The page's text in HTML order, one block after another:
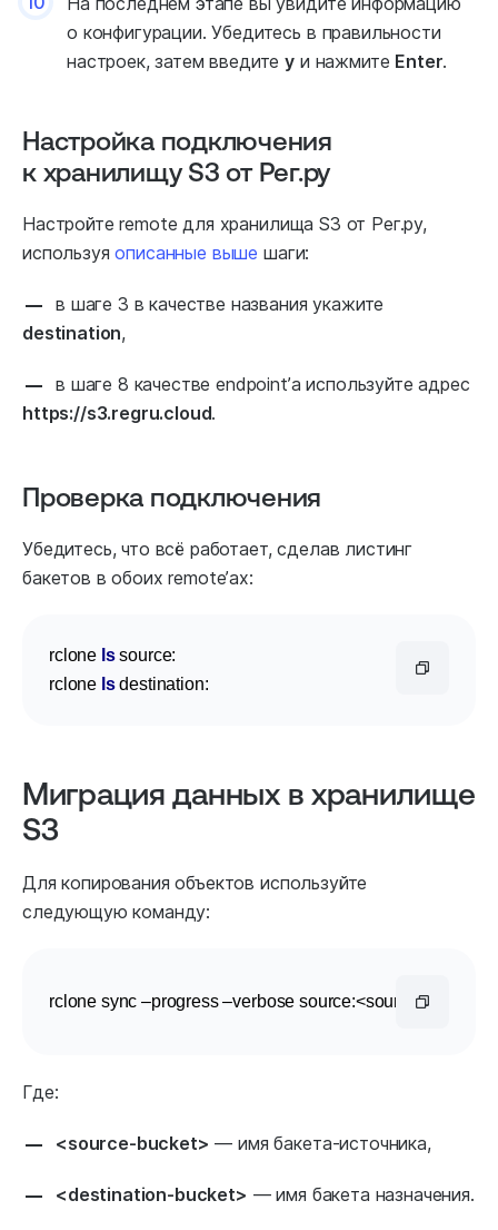
о конфигурации. Убедитесь в правильности
настроек, затем введитеy и нажмите Enter.
Настройка подключения
к хранилищу S3 от Рег.ру
Настройте remote для хранилища S3 от Рег.ру,
используяописанные выше шаги:
в шаге 3 в качестве названия укажите
destination,
в шаге 8 качестве endpoint’а используйте адрес
https://s3.regru.cloud.
Проверка подключения
Убедитесь, что всё работает, сделав листинг
бакетов в обоих remote’ах:
rclone ls source:
rclone ls destination:
Миграция данных в хранилище
S3
Для копирования объектов используйте
следующую команду:
rclone sync –progress –verbose source:<source-bucket>/
Где:
<source-bucket> — имя бакета-источника,
<destination-bucket> — имя бакета назначения.